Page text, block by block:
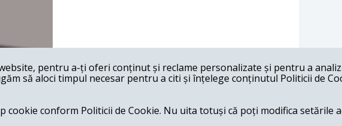
pentru a-ți oferi conținut și reclame personalizate și pentru a
să aloci timpul necesar pentru a citi și înțelege conținutul Politicii de
conform Politicii de Cookie. Nu uita totuși că poți modifica setările